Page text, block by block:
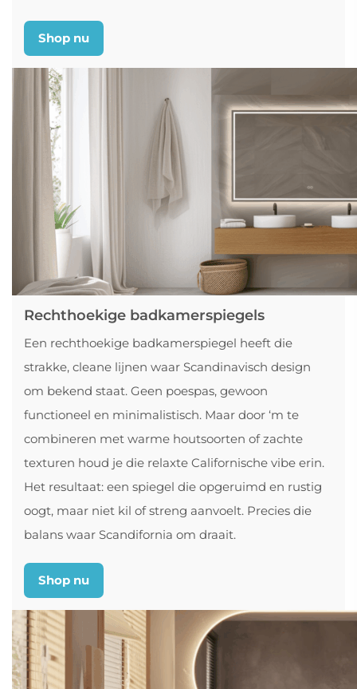
Shop nu
Rechthoekige badkamerspiegels
Een rechthoekige badkamerspiegel heeft die
strakke, cleane lijnen waar Scandinavisch design
om bekend staat. Geen poespas, gewoon
functioneel en minimalistisch. Maar door ‘m te
combineren met warme houtsoorten of zachte
texturen houd je die relaxte Californische vibe erin.
Het resultaat: een spiegel die opgeruimd en rustig
oogt, maar niet kil of streng aanvoelt. Precies die
balans waar Scandifornia om draait.
Shop nu